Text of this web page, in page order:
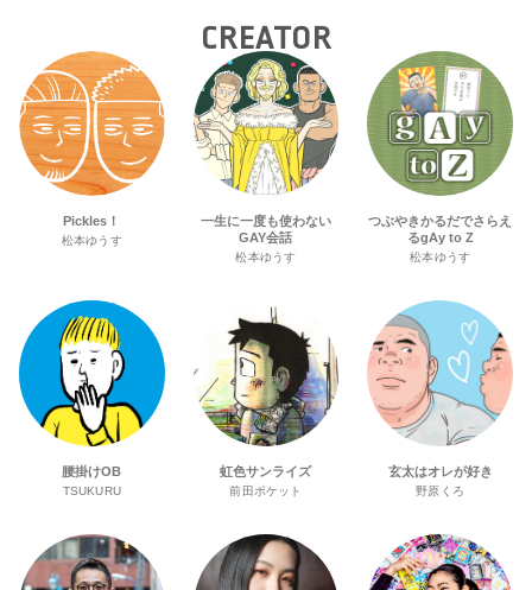
CREATOR
Pickles！
松本ゆうす
一生に一度も使わない
GAY会話
松本ゆうす
つぶやきかるだでさらえ
るgAy to Z
松本ゆうす
腰掛けOB
TSUKURU
虹色サンライズ
前田ポケット
玄太はオレが好き
野原くろ